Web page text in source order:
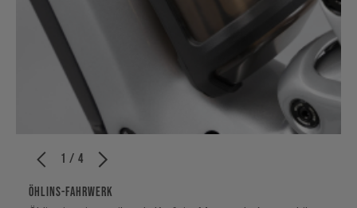
1 / 4
ÖHLINS-FAHRWERK